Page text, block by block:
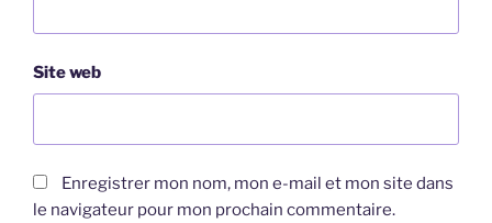
Site web
Enregistrer mon nom, mon e-mail et mon site dans
le navigateur pour mon prochain commentaire.